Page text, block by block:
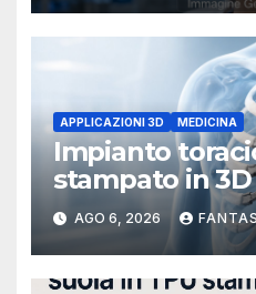
APPLICAZIONI 3D MEDICINA
Impianto
stampato in
sterno e
tumore raro
AGO 6, 2026